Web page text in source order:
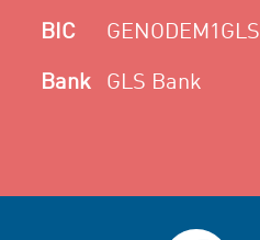
BIC GENODEM1GLS
Bank GLS Bank